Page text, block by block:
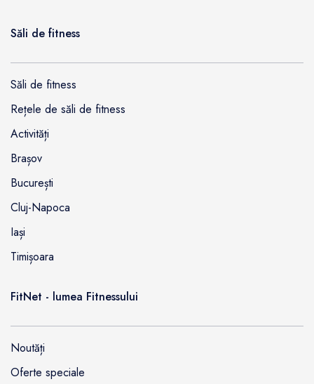
Săli de fitness
Săli de fitness
Rețele de săli de fitness
Activități
Brașov
București
Cluj-Napoca
Iași
Timișoara
FitNet - lumea Fitnessului
Noutăți
Oferte speciale